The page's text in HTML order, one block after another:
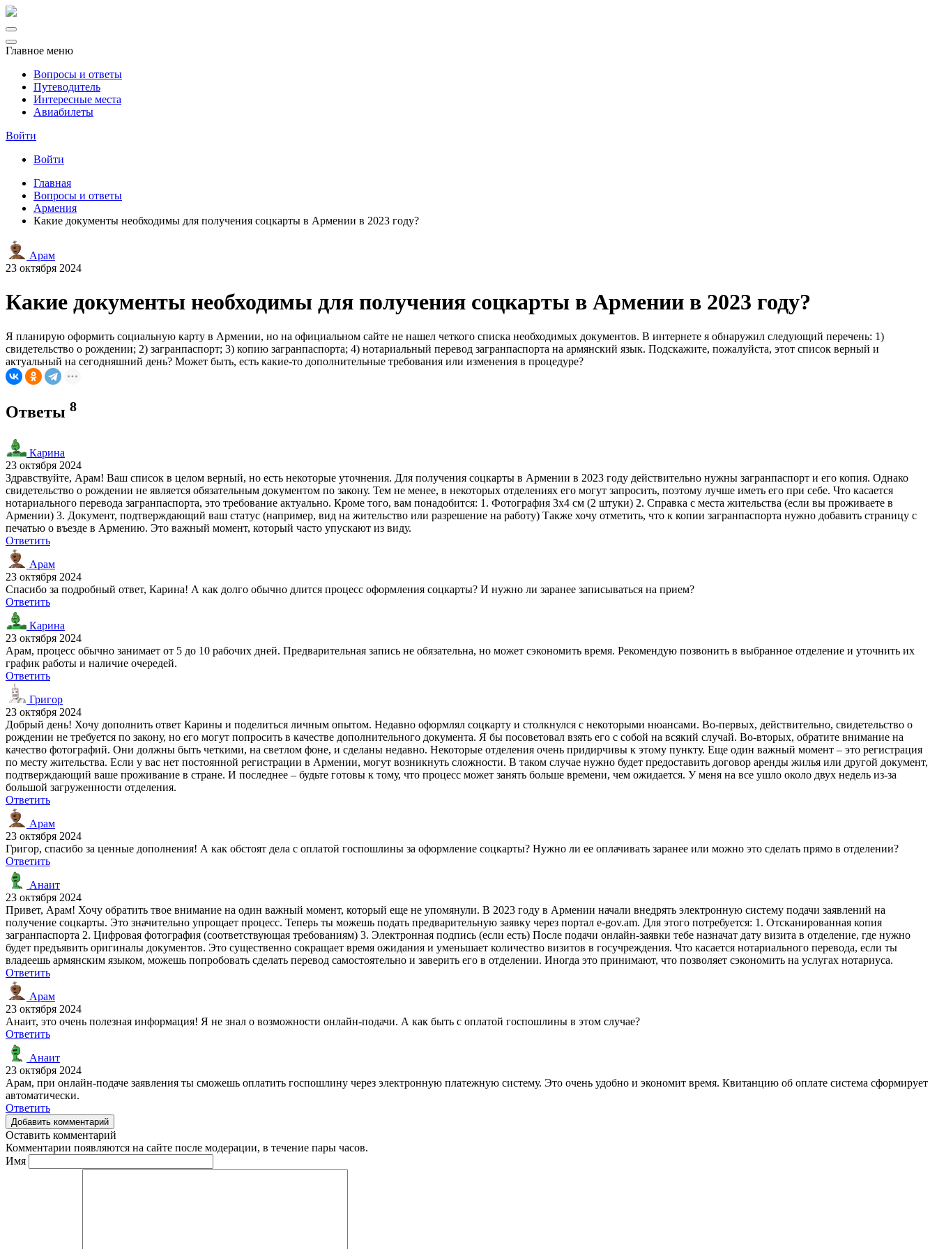
Главное меню
Вопросы и ответы
Путеводитель
Интересные места
Авиабилеты
Войти
Войти
Главная
Вопросы и ответы
Армения
Какие документы необходимы для получения соцкарты в Армении в 2023 году?
Арам
23 октября 2024
Какие документы необходимы для получения соцкарты в Армении в 2023 году?
Я планирую оформить социальную карту в Армении, но на официальном сайте не нашел четкого списка необходимых документов. В интернете я обнаружил следующий перечень: 1)
свидетельство о рождении; 2) загранпаспорт; 3) копию загранпаспорта; 4) нотариальный перевод загранпаспорта на армянский язык. Подскажите, пожалуйста, этот список верный и
актуальный на сегодняшний день? Может быть, есть какие-то дополнительные требования или изменения в процедуре?
Ответы 8
Карина
23 октября 2024
Здравствуйте, Арам! Ваш список в целом верный, но есть некоторые уточнения. Для получения соцкарты в Армении в 2023 году действительно нужны загранпаспорт и его копия. Однако
свидетельство о рождении не является обязательным документом по закону. Тем не менее, в некоторых отделениях его могут запросить, поэтому лучше иметь его при себе. Что касается
нотариального перевода загранпаспорта, это требование актуально. Кроме того, вам понадобится: 1. Фотография 3x4 см (2 штуки) 2. Справка с места жительства (если вы проживаете в
Армении) 3. Документ, подтверждающий ваш статус (например, вид на жительство или разрешение на работу) Также хочу отметить, что к копии загранпаспорта нужно добавить страницу с
печатью о въезде в Армению. Это важный момент, который часто упускают из виду.
Ответить
Арам
23 октября 2024
Спасибо за подробный ответ, Карина! А как долго обычно длится процесс оформления соцкарты? И нужно ли заранее записываться на прием?
Ответить
Карина
23 октября 2024
Арам, процесс обычно занимает от 5 до 10 рабочих дней. Предварительная запись не обязательна, но может сэкономить время. Рекомендую позвонить в выбранное отделение и уточнить их
график работы и наличие очередей.
Ответить
Григор
23 октября 2024
Добрый день! Хочу дополнить ответ Карины и поделиться личным опытом. Недавно оформлял соцкарту и столкнулся с некоторыми нюансами. Во-первых, действительно, свидетельство о
рождении не требуется по закону, но его могут попросить в качестве дополнительного документа. Я бы посоветовал взять его с собой на всякий случай. Во-вторых, обратите внимание на
качество фотографий. Они должны быть четкими, на светлом фоне, и сделаны недавно. Некоторые отделения очень придирчивы к этому пункту. Еще один важный момент – это регистрация
по месту жительства. Если у вас нет постоянной регистрации в Армении, могут возникнуть сложности. В таком случае нужно будет предоставить договор аренды жилья или другой документ,
подтверждающий ваше проживание в стране. И последнее – будьте готовы к тому, что процесс может занять больше времени, чем ожидается. У меня на все ушло около двух недель из-за
большой загруженности отделения.
Ответить
Арам
23 октября 2024
Григор, спасибо за ценные дополнения! А как обстоят дела с оплатой госпошлины за оформление соцкарты? Нужно ли ее оплачивать заранее или можно это сделать прямо в отделении?
Ответить
Анаит
23 октября 2024
Привет, Арам! Хочу обратить твое внимание на один важный момент, который еще не упомянули. В 2023 году в Армении начали внедрять электронную систему подачи заявлений на
получение соцкарты. Это значительно упрощает процесс. Теперь ты можешь подать предварительную заявку через портал e-gov.am. Для этого потребуется: 1. Отсканированная копия
загранпаспорта 2. Цифровая фотография (соответствующая требованиям) 3. Электронная подпись (если есть) После подачи онлайн-заявки тебе назначат дату визита в отделение, где нужно
будет предъявить оригиналы документов. Это существенно сокращает время ожидания и уменьшает количество визитов в госучреждения. Что касается нотариального перевода, если ты
владеешь армянским языком, можешь попробовать сделать перевод самостоятельно и заверить его в отделении. Иногда это принимают, что позволяет сэкономить на услугах нотариуса.
Ответить
Арам
23 октября 2024
Анаит, это очень полезная информация! Я не знал о возможности онлайн-подачи. А как быть с оплатой госпошлины в этом случае?
Ответить
Анаит
23 октября 2024
Арам, при онлайн-подаче заявления ты сможешь оплатить госпошлину через электронную платежную систему. Это очень удобно и экономит время. Квитанцию об оплате система сформирует
автоматически.
Ответить
Добавить комментарий
Оставить комментарий
Комментарии появляются на сайте после модерации, в течение пары часов.
Имя